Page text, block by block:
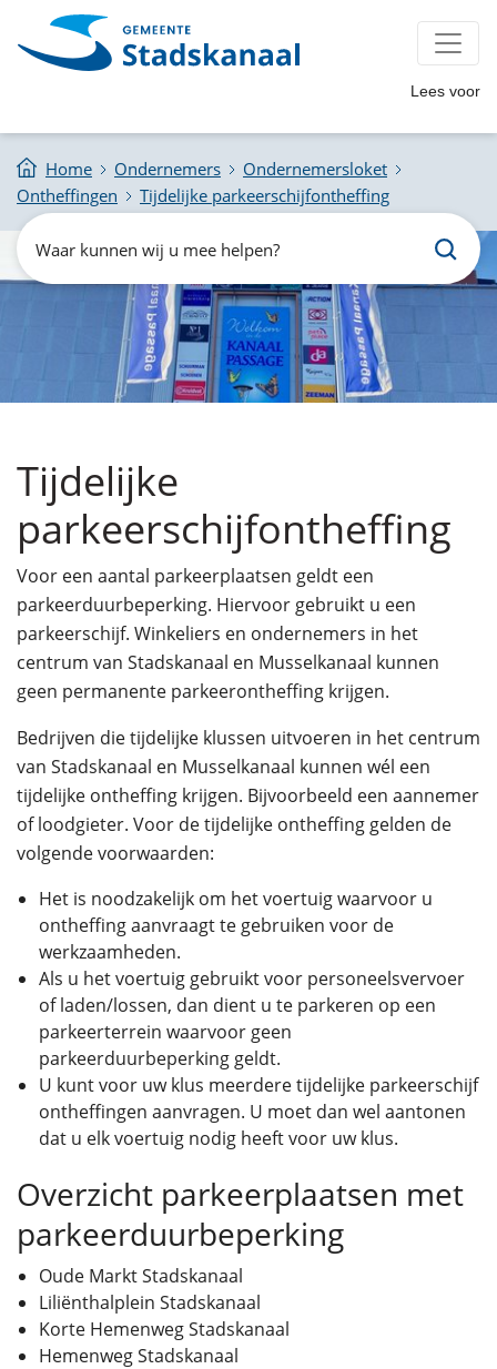
Lees voor
Home Ondernemers
Ondernemersloket
Ontheffingen
Tijdelijke parkeerschijfontheffing
Zoeken
Waar
kunnen
Tijdelijke
parkeerschijfontheffing
Voor een aantal parkeerplaatsen geldt een
parkeerduurbeperking. Hiervoor gebruikt u een
parkeerschijf. Winkeliers en ondernemers in het
centrum van Stadskanaal en Musselkanaal kunnen
geen permanente parkeerontheffing krijgen.
Bedrijven die tijdelijke klussen uitvoeren in het centrum
van Stadskanaal en Musselkanaal kunnen wél een
tijdelijke ontheffing krijgen. Bijvoorbeeld een aannemer
of loodgieter. Voor de tijdelijke ontheffing gelden de
volgende voorwaarden:
Het is noodzakelijk om het voertuig waarvoor u
ontheffing aanvraagt te gebruiken voor de
werkzaamheden.
Als u het voertuig gebruikt voor personeelsvervoer
of laden/lossen, dan dient u te parkeren op een
parkeerterrein waarvoor geen
parkeerduurbeperking geldt.
U kunt voor uw klus meerdere tijdelijke parkeerschijf
ontheffingen aanvragen. U moet dan wel aantonen
dat u elk voertuig nodig heeft voor uw klus.
Overzicht parkeerplaatsen met
parkeerduurbeperking
Oude Markt Stadskanaal
Liliënthalplein Stadskanaal
Korte Hemenweg Stadskanaal
Hemenweg Stadskanaal